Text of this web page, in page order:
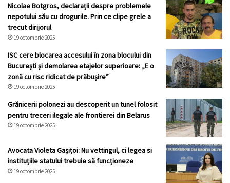
Nicolae Botgros, declarații despre problemele
nepotului său cu drogurile. Prin ce clipe grele a
trecut dirijorul
19 octombrie 2025
ISC cere blocarea accesului în zona blocului din
București și demolarea etajelor superioare: „E o
zonă cu risc ridicat de prăbușire”
19 octombrie 2025
Grănicerii polonezi au descoperit un tunel folosit
pentru treceri ilegale ale frontierei din Belarus
19 octombrie 2025
Avocata Violeta Gașițoi: Nu vettingul, ci legea si
instituțiile statului trebuie să funcționeze
19 octombrie 2025